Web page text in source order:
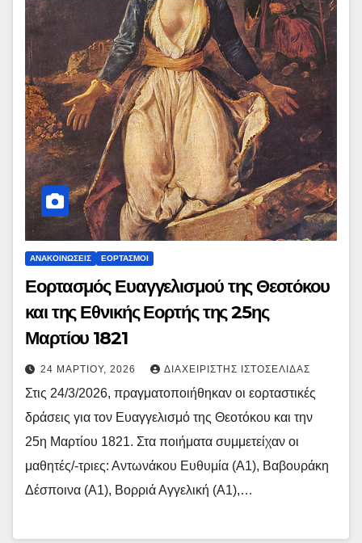
ΑΝΑΚΟΙΝΏΣΕΙΣ ΕΟΡΤΑΣΜΟΊ
Εορτασμός Ευαγγελισμού της Θεοτόκου
και της Εθνικής Εορτής της 25ης
Μαρτίου 1821
24 ΜΑΡΤΊΟΥ, 2026 ΔΙΑΧΕΙΡΙΣΤΉΣ ΙΣΤΟΣΕΛΊΔΑΣ
Στις 24/3/2026, πραγματοποιήθηκαν οι εορταστικές
δράσεις για τον Ευαγγελισμό της Θεοτόκου και την
25η Μαρτίου 1821. Στα ποιήματα συμμετείχαν οι
μαθητές/-τριες: Αντωνάκου Ευθυμία (Α1), Βαβουράκη
Δέσποινα (Α1), Βορριά Αγγελική (Α1),…